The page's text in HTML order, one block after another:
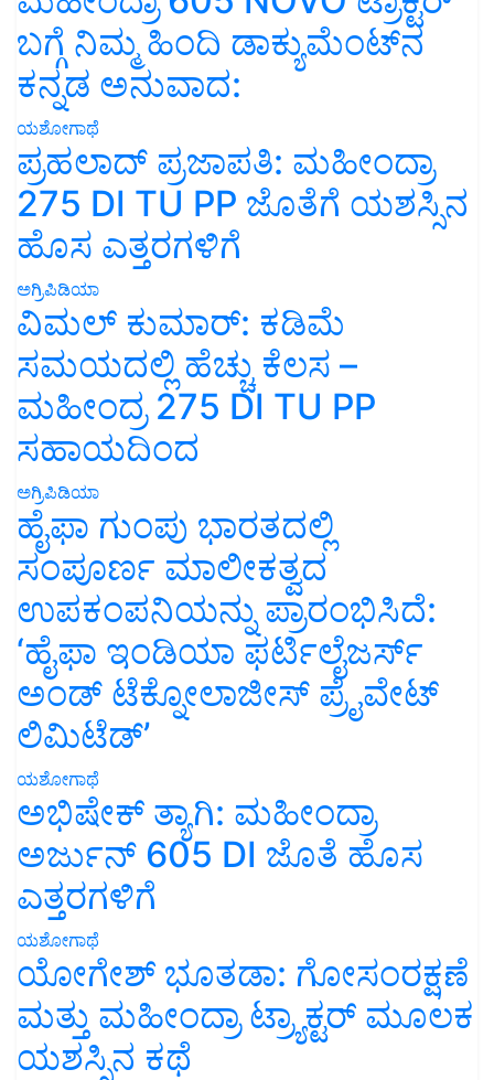
ಬಗ್ಗೆ ನಿಮ್ಮ ಹಿಂದಿ ಡಾಕ್ಯುಮೆಂಟ್‌ನ
ಕನ್ನಡ ಅನುವಾದ:
ಯಶೋಗಾಥೆ
ಪ್ರಹಲಾದ್ ಪ್ರಜಾಪತಿ: ಮಹೀಂದ್ರಾ
275 DI TU PP ಜೊತೆಗೆ ಯಶಸ್ಸಿನ
ಹೊಸ ಎತ್ತರಗಳಿಗೆ
ಅಗ್ರಿಪಿಡಿಯಾ
ವಿಮಲ್ ಕುಮಾರ್: ಕಡಿಮೆ
ಸಮಯದಲ್ಲಿ ಹೆಚ್ಚು ಕೆಲಸ –
ಮಹೀಂದ್ರ 275 DI TU PP
ಸಹಾಯದಿಂದ
ಅಗ್ರಿಪಿಡಿಯಾ
ಹೈಫಾ ಗುಂಪು ಭಾರತದಲ್ಲಿ
ಸಂಪೂರ್ಣ ಮಾಲೀಕತ್ವದ
ಉಪಕಂಪನಿಯನ್ನು ಪ್ರಾರಂಭಿಸಿದೆ:
‘ಹೈಫಾ ಇಂಡಿಯಾ ಫರ್ಟಿಲೈಜರ್ಸ್
ಅಂಡ್ ಟೆಕ್ನೋಲಾಜೀಸ್ ಪ್ರೈವೇಟ್
ಲಿಮಿಟೆಡ್’
ಯಶೋಗಾಥೆ
ಅಭಿಷೇಕ್ ತ್ಯಾಗಿ: ಮಹೀಂದ್ರಾ
ಅರ್ಜುನ್ 605 DI ಜೊತೆ ಹೊಸ
ಎತ್ತರಗಳಿಗೆ
ಯಶೋಗಾಥೆ
ಯೋಗೇಶ್ ಭೂತಡಾ: ಗೋಸಂರಕ್ಷಣೆ
ಮತ್ತು ಮಹೀಂದ್ರಾ ಟ್ರ್ಯಾಕ್ಟರ್ ಮೂಲಕ
ಯಶಸ್ಸಿನ ಕಥೆ